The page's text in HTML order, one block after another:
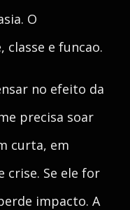
O
e funcao.
no efeito da
precisa soar
curta, em
crise. Se ele for
impacto. A